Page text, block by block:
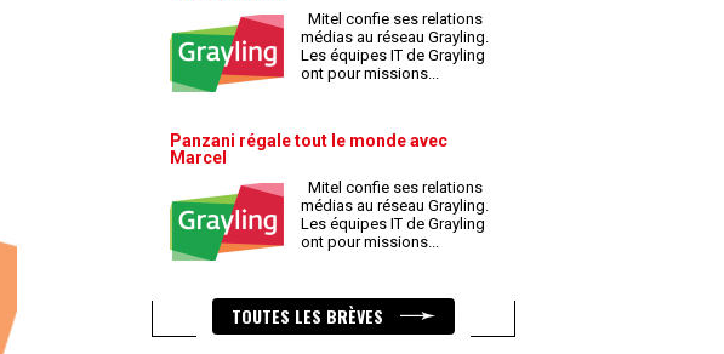
Mitel confie ses relations
médias au réseau Grayling.
Les équipes IT de Grayling
ont pour missions...
Panzani régale tout le monde avec
Marcel
Mitel confie ses relations
médias au réseau Grayling.
Les équipes IT de Grayling
ont pour missions...
TOUTES LES BRÈVES